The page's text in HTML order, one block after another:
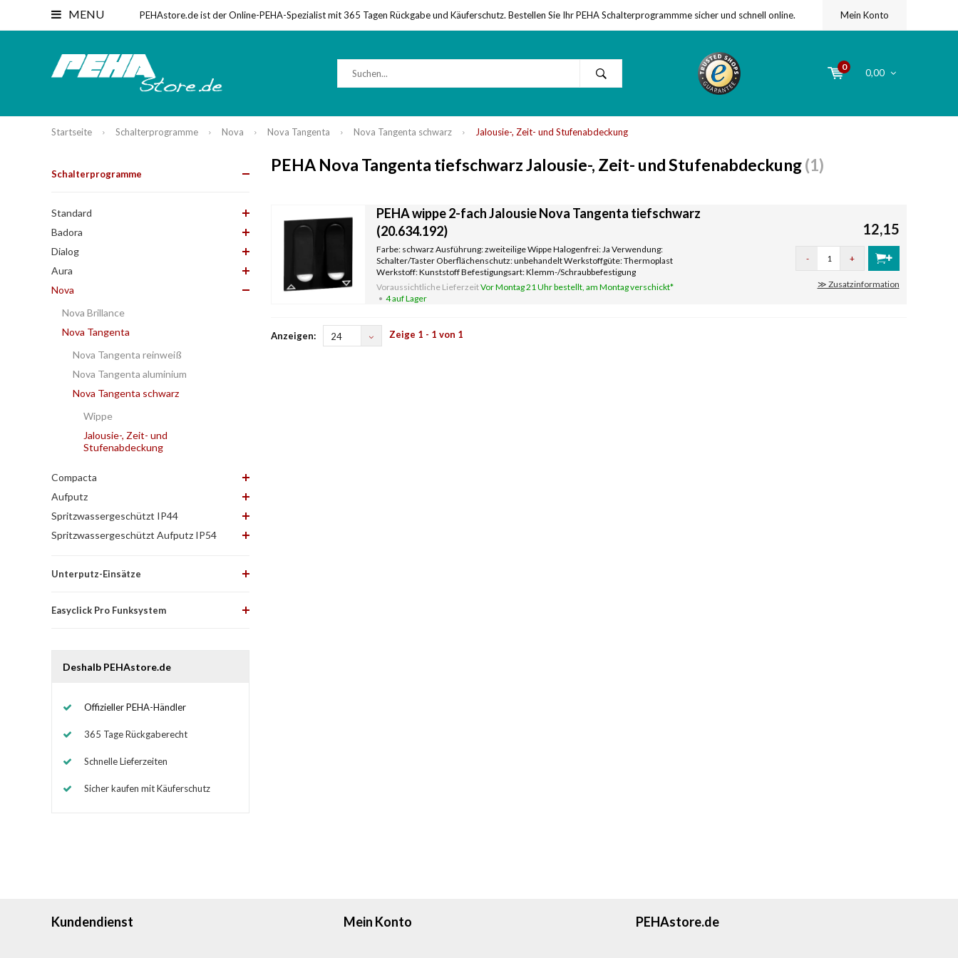
MENU PEHAstore.de ist der Online-PEHA-Spezialist mit 365 Tagen Rückgabe und Käuferschutz. Bestellen Sie Ihr PEHA Schalterprogrammme sicher und schnell online. Mein Konto
0
0,00
Startseite Schalterprogramme Nova Nova Tangenta Nova Tangenta schwarz Jalousie-, Zeit- und Stufenabdeckung
Schalterprogramme
Standard
Badora
Dialog
Aura
Nova
Nova Brillance
Nova Tangenta
Nova Tangenta reinweiß
Nova Tangenta aluminium
Nova Tangenta schwarz
Wippe
Jalousie-, Zeit- und
Stufenabdeckung
Compacta
Aufputz
Spritzwassergeschützt IP44
Spritzwassergeschützt Aufputz IP54
Unterputz-Einsätze
Easyclick Pro Funksystem
Deshalb PEHAstore.de
Offizieller PEHA-Händler
365 Tage Rückgaberecht
Schnelle Lieferzeiten
Sicher kaufen mit Käuferschutz
PEHA Nova Tangenta tiefschwarz Jalousie-, Zeit- und Stufenabdeckung(1)
PEHA wippe 2-fach Jalousie Nova Tangenta tiefschwarz
(20.634.192)
Farbe: schwarz Ausführung: zweiteilige Wippe Halogenfrei: Ja Verwendung:
Schalter/Taster Oberflächenschutz: unbehandelt Werkstoffgüte: Thermoplast
Werkstoff: Kunststoff Befestigungsart: Klemm-/Schraubbefestigung
Aufdruck/Kennzeichnung: Symbol "Pfeile"
Voraussichtliche LieferzeitVor Montag 21 Uhr bestellt, am Montag verschickt*
4 auf Lager
12,15
- +
≫ Zusatzinformation
Anzeigen: 24 Zeige 1 - 1 von 1
Kundendienst Mein Konto PEHAstore.de